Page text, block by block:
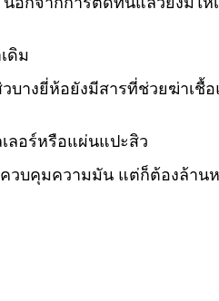
ดิม
างยี่ห้อยังมีสารที่ช่วยฆ่าเชื้อ
ลอร์หรือแผ่นแปะสิว
วบคุมความมัน แต่ก็ต้องล้าน